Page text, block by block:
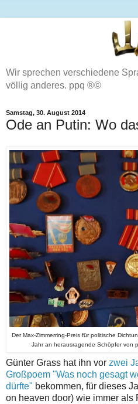
Wir sprechen verschiedene
völlig anderes. ppq ®©
Samstag, 30. August 2014
Ode an Putin: Wo
Der Max-Zimmerring-Preis für politische
Jahr an herausragende Schöpfer von
Günter Grass hat ihn vor zwei
Großpoem "Was noch gesagt
dürfte" bekommen, für dieses
on heaven door) wie immer als